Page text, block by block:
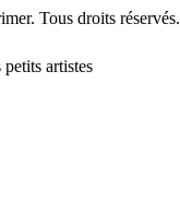
Tous droits réservés.
petits artistes